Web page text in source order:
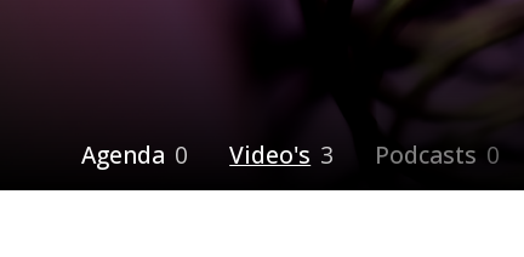
Agenda 0 Video's 3 Podcasts 0